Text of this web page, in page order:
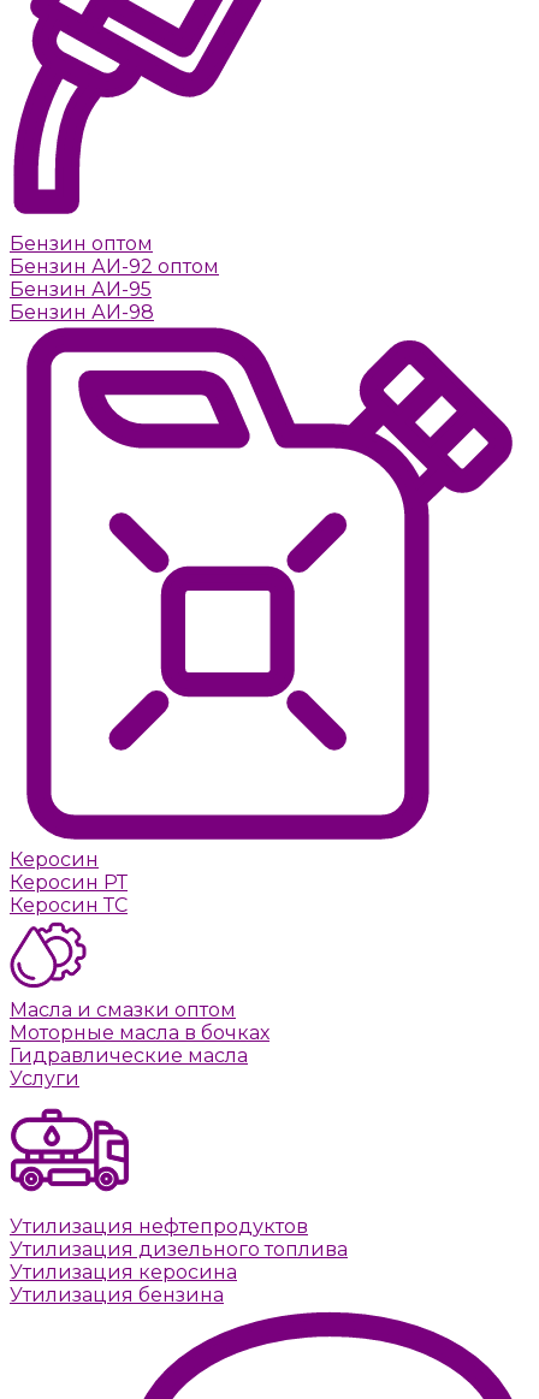
Бензин оптом
Бензин АИ-92 оптом
Бензин АИ-95
Бензин АИ-98
Керосин
Керосин РТ
Керосин ТС
Масла и смазки оптом
Моторные масла в бочках
Гидравлические масла
Услуги
Утилизация нефтепродуктов
Утилизация дизельного топлива
Утилизация керосина
Утилизация бензина